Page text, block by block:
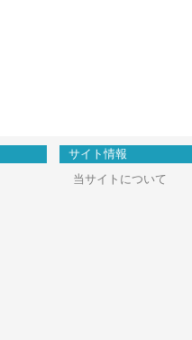
サイト情報
当サイトについて